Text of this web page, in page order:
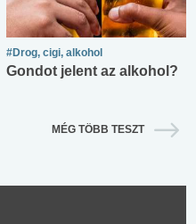
#Drog, cigi, alkohol
Gondot jelent az alkohol?
MÉG TÖBB TESZT